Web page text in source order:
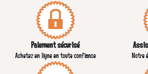
Paiement sécurisé
Achetez en ligne en toute confiance Notre